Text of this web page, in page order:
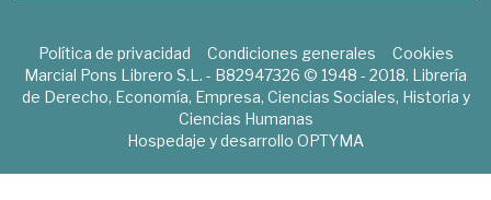
Política de privacidad Condiciones generales
Cookies
Marcial Pons Librero S.L. - B82947326 © 1948 - 2018. Librería
de Derecho, Economía, Empresa, Ciencias Sociales, Historia y
Ciencias Humanas
Hospedaje y desarrollo OPTYMA